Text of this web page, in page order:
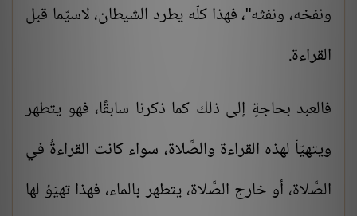
ونفخه، ونفثه"، فهذا كلّه يطرد الشيطان، لاسيّما قبل
القراءة.
فالعبد بحاجةٍ إلى ذلك كما ذكرنا سابقًا، فهو يتطهر
ويتهيّأ لهذه القراءة والصَّلاة، سواء كانت القراءةُ في
الصَّلاة، أو خارج الصَّلاة، يتطهر بالماء، فهذا تهيّؤ لها